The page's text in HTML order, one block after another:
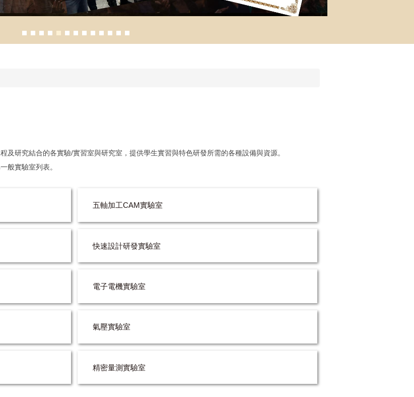
及研究結合的各實驗/實習室與研究室，提供學生實習與特色研發所需的各種設備與資源。
般實驗室列表。
五軸加工CAM實驗室
快速設計研發實驗室
電子電機實驗室
氣壓實驗室
精密量測實驗室